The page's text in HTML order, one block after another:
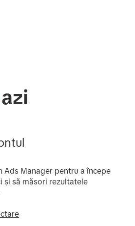
azi
Ads Manager pentru a începe
și să măsori rezultatele